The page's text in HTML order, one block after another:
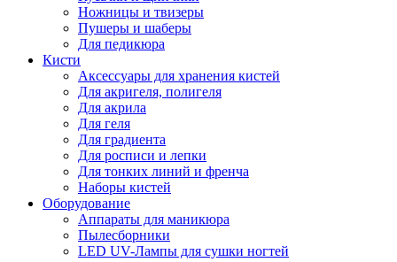
Ножницы и твизеры
Пушеры и шаберы
Для педикюра
Кисти
Аксессуары для хранения кистей
Для акригеля, полигеля
Для акрила
Для геля
Для градиента
Для росписи и лепки
Для тонких линий и френча
Наборы кистей
Оборудование
Аппараты для маникюра
Пылесборники
LED UV-Лампы для сушки ногтей